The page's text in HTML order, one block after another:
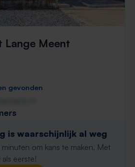
Lange Meent
gevonden
is waarschijnlijk al weg
minuten om kans te maken. Met
eerste!